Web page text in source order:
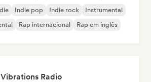
Indie pop Indie rock
Instrumental
Rap internacional Rap em inglês
Radio